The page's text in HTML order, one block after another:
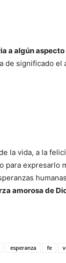
a algún
de significado el
la vida, a la
para expresarlo
amorosa de
esperanza fe